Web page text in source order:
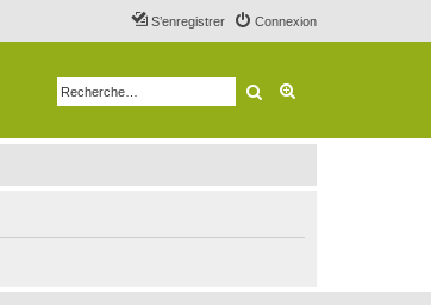
Connexion
S’enregistrer
Rechercher